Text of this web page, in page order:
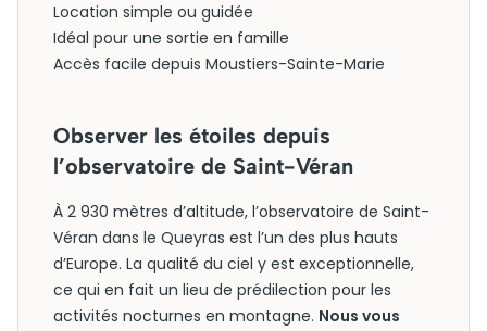
Location simple ou guidée
Idéal pour une sortie en famille
Accès facile depuis Moustiers-Sainte-Marie
Observer les étoiles depuis
l’observatoire de Saint-Véran
À 2 930 mètres d’altitude, l’observatoire de Saint-
Véran dans le Queyras est l’un des plus hauts
d’Europe. La qualité du ciel y est exceptionnelle,
ce qui en fait un lieu de prédilection pour les
activités nocturnes en montagne. Nous vous